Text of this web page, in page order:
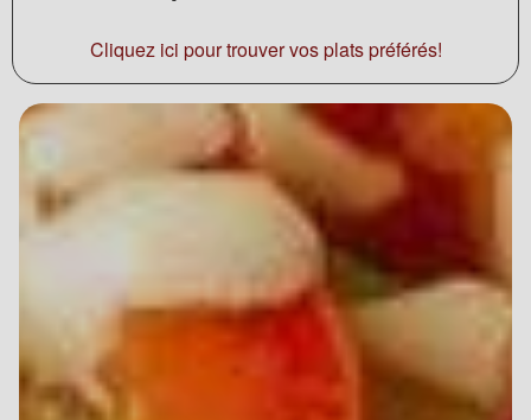
Cliquez ici pour trouver vos plats préférés!